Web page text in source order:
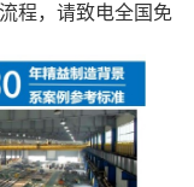
程，请致电全国免